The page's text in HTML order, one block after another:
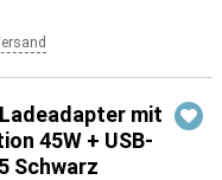
mit
45W + USB-
Schwarz